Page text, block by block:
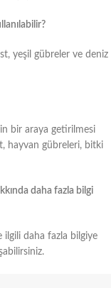
yeşil gübreler ve deniz
bir araya getirilmesi
hayvan gübreleri, bitki
daha fazla bilgi
ilgili daha fazla bilgiye